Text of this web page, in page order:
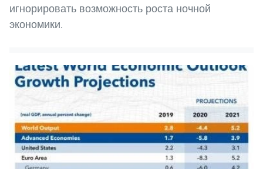
игнорировать возможность роста ночной
экономики.